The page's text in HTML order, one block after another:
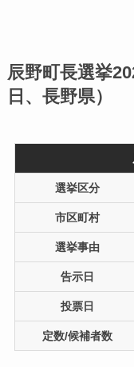
辰野町長選挙
日、長野県）
選挙区分
市区町村
選挙事由
告示日
投票日
定数/候補者数